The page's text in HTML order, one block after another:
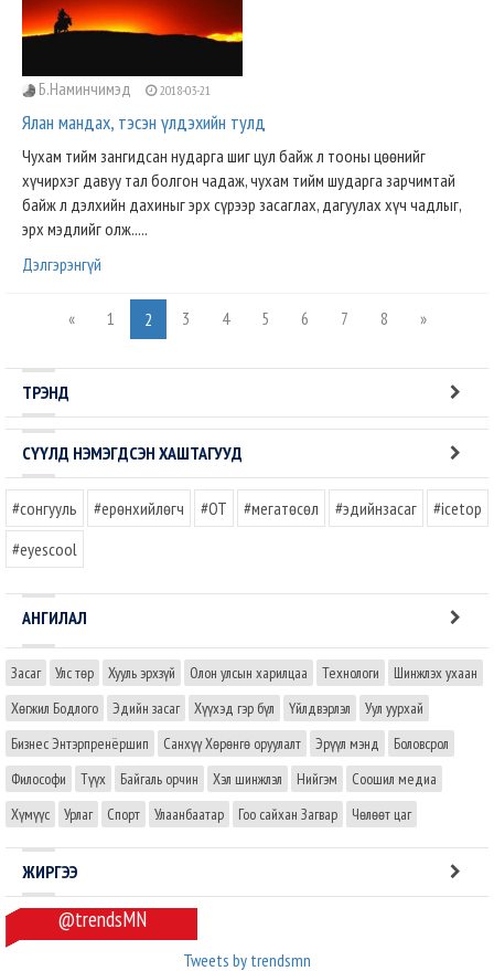
Б.Наминчимэд 2018-03-21
Ялан мандах, тэсэн үлдэхийн тулд
Чухам тийм зангидсан нударга шиг цул байж л тооны цөөнийг
хүчирхэг давуу тал болгон чадаж, чухам тийм шударга зарчимтай
байж л дэлхийн дахиныг эрх сүрээр засаглах, дагуулах хүч чадлыг,
эрх мэдлийг олж.....
Дэлгэрэнгүй
« 1 2 3 4 5 6 7 8 »
ТРЭНД
СҮҮЛД НЭМЭГДСЭН ХАШТАГУУД
#сонгууль #ерөнхийлөгч #OT #мегатөсөл #эдийнзасаг
#icetop
#eyescool
АНГИЛАЛ
Засаг Улс төр Хууль эрхзүй Олон улсын харилцаа Технологи
Шинжлэх ухаан
Хөгжил Бодлого
Эдийн засаг Хүүхэд гэр бүл Үйлдвэрлэл
Уул уурхай
Бизнес Энтэрпренёршип
Санхүү Хөрөнгө оруулалт Эрүүл мэнд
Боловсрол
Философи
Түүх Байгаль орчин Хэл шинжлэл Нийгэм
Соошил медиа
Хүмүүс
Урлаг Спорт Улаанбаатар Гоо сайхан Загвар Чөлөөт цаг
ЖИРГЭЭ
@trendsMN
Tweets by trendsmn